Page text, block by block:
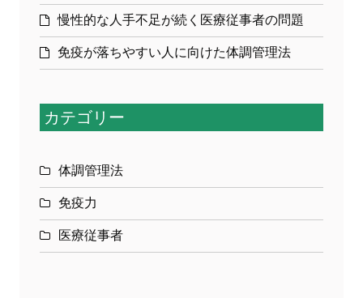
慢性的な人手不足が続く医療従事者の問題
免疫が落ちやすい人に向けた体調管理法
カテゴリー
体調管理法
免疫力
医療従事者